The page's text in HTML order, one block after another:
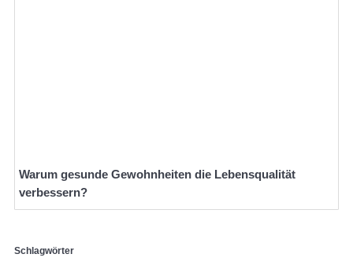
Warum gesunde Gewohnheiten die Lebensqualität
verbessern?
Schlagwörter